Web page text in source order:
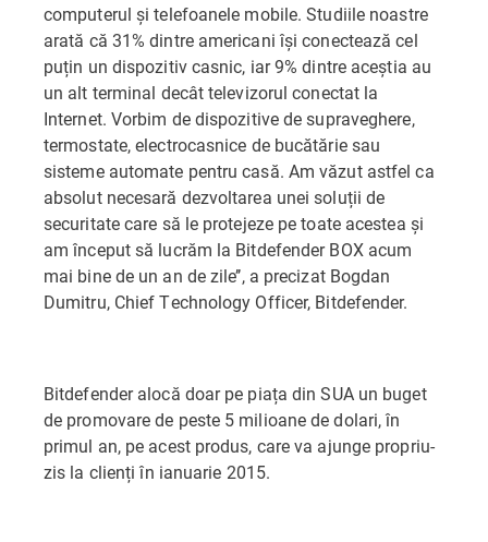
computerul și telefoanele mobile. Studiile noastre
arată că 31% dintre americani își conectează cel
puțin un dispozitiv casnic, iar 9% dintre aceștia au
un alt terminal decât televizorul conectat la
Internet. Vorbim de dispozitive de supraveghere,
termostate, electrocasnice de bucătărie sau
sisteme automate pentru casă. Am văzut astfel ca
absolut necesară dezvoltarea unei soluții de
securitate care să le protejeze pe toate acestea și
am început să lucrăm la Bitdefender BOX acum
mai bine de un an de zile’’, a precizat Bogdan
Dumitru, Chief Technology Officer, Bitdefender.
Bitdefender alocă doar pe piața din SUA un buget
de promovare de peste 5 milioane de dolari, în
primul an, pe acest produs, care va ajunge propriu-
zis la clienți în ianuarie 2015.